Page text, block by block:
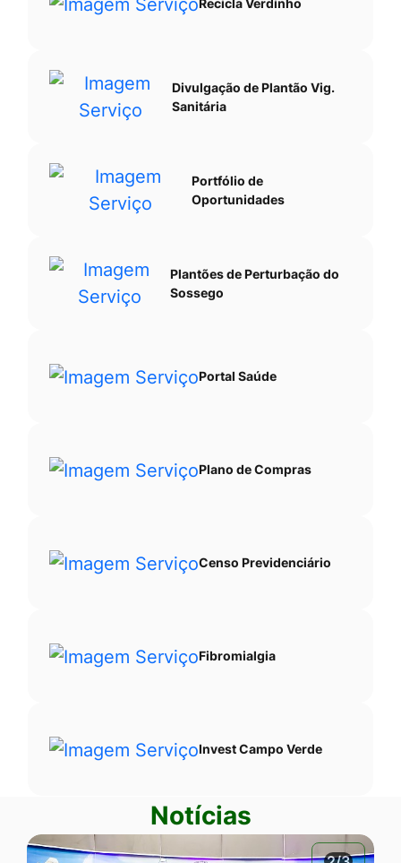
Recicla Verdinho
Divulgação de Plantão Vig.
Sanitária
Portfólio de
Oportunidades
Plantões de Perturbação do
Sossego
Portal Saúde
Plano de Compras
Censo Previdenciário
Fibromialgia
Invest Campo Verde
Notícias